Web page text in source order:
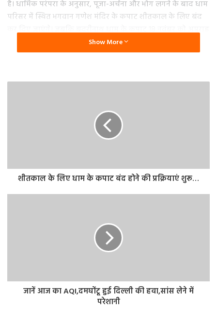
है। धार्मिक परंपरा के अनुसार, पूजा-अर्चना और भोग लगने के बाद धाम
परिसर में स्थित भगवान गणेश मंदिर के कपाट शीतकाल के लिए बंद
कर दिए जाएंगे। जबकि बदरीनाथ धाम के कपाट 18 नवंबर को अपराह्न
3 बजकर 33 मिनट पर बंंद किए जाएंगे।
तैयारी चल रही है। यमुनोत्री धाम से यमुना के पुजारी पुरोहित महासभा
यमुना के कपाट भी बंद कर दिए जाएंगे।और मां यमुना का उत्सव श्री
विग्रह शीत कालीन प्रवास खुशी मठ, खरसाली के लिए अपने भाई शनि
देव जी की अगुवाई में प्रस्थान करेगी।
इससे पूर्व कल 15 नवम्बर सुबह 8 बजे खरशालीगांव से यमुना के भाई
शनिदेव महाराज की डोली बहन को लेने यमुनोत्री धाम के लिए रवाना
होगी और 10 बजे धाम पहुंचेगी। उसके पश्चात विधि-विधान के विशेष
Show More
शीतकाल के लिए धाम के कपाट बंद होने की प्रक्रियाएं शुरू…
जानें आज का AQI,दमघोंटू हुई दिल्ली की हवा,सांस लेने में
परेशानी